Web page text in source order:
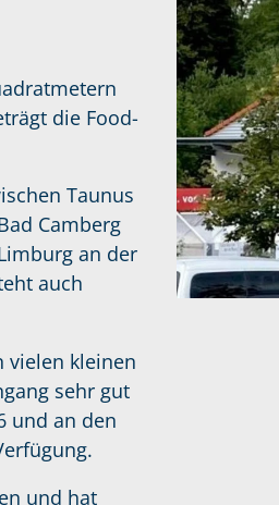
die Food-
Taunus
Camberg
an der
auch
vielen kleinen
sehr gut
und an den
und hat